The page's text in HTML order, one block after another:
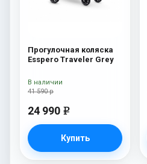
Прогулочная коляска
Esspero Traveler Grey
41 590 р
24 990 e
Купить
В наличии